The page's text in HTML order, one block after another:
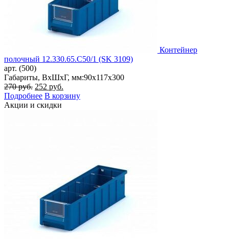
Контейнер
полочный 12.330.65.С50/1 (SK 3109)
арт. (500)
Габариты, ВxШxГ, мм:90x117x300
270руб. Первоначальная
цена
составляла
252 руб.
цена:
Подробнее В корзину
Акции и скидки